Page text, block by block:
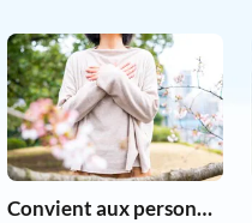
Convient aux personnes allergiques